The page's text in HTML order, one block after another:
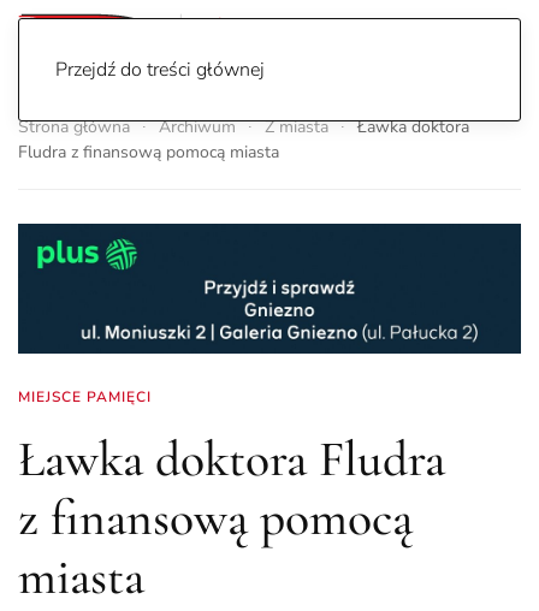
Przejdź do treści głównej
Strona główna Archiwum Z miasta
Ławka doktora
Fludra z finansową pomocą miasta
MIEJSCE PAMIĘCI
Ławka doktora Fludra
z finansową pomocą
miasta